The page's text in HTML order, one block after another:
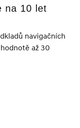
na 10 let
navigačních
až 30